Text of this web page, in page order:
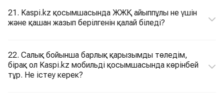
21. Kaspi.kz қосымшасында ЖЖҚ айыппұлы не үшін
және қашан жазып берілгенін қалай біледі?
22. Салық бойынша барлық қарызымды төледім,
бірақ ол Kaspi.kz мобильді қосымшасында көрінбей
тұр. Не істеу керек?